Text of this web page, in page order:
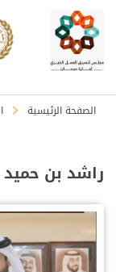
الصفحة الرئيسية
راشد بن حميد